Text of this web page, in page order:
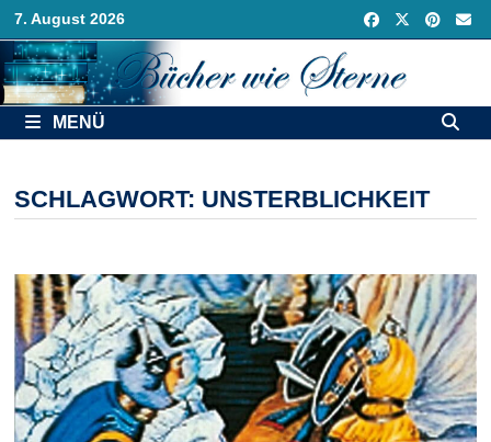
Zurück
zum
Inhalt
7. August 2026
MENÜ
SCHLAGWORT: UNSTERBLICHKEIT